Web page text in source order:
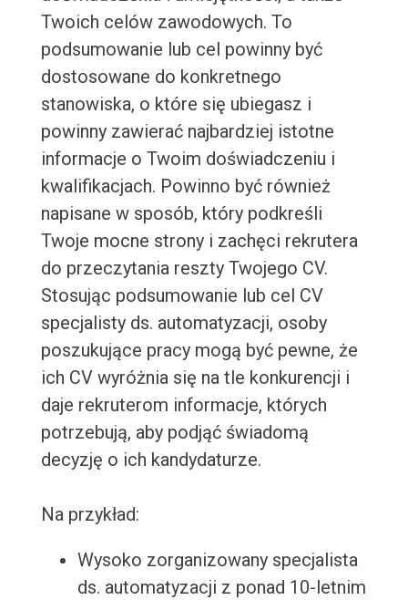
Twoich celów zawodowych. To
podsumowanie lub cel powinny być
dostosowane do konkretnego
stanowiska, o które się ubiegasz i
powinny zawierać najbardziej istotne
informacje o Twoim doświadczeniu i
kwalifikacjach. Powinno być również
napisane w sposób, który podkreśli
Twoje mocne strony i zachęci rekrutera
do przeczytania reszty Twojego CV.
Stosując podsumowanie lub cel CV
specjalisty ds. automatyzacji, osoby
poszukujące pracy mogą być pewne, że
ich CV wyróżnia się na tle konkurencji i
daje rekruterom informacje, których
potrzebują, aby podjąć świadomą
decyzję o ich kandydaturze.
Na przykład:
Wysoko zorganizowany specjalista
ds. automatyzacji z ponad 10-letnim